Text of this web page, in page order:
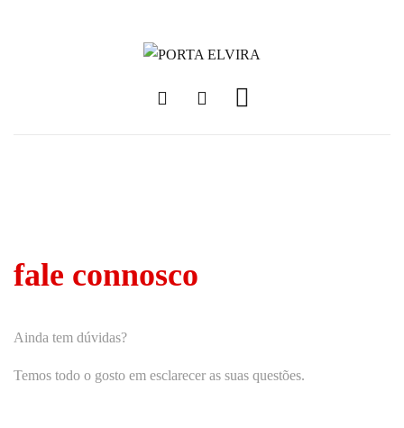
fale connosco
Ainda tem dúvidas?
Temos todo o gosto em esclarecer as suas questões.